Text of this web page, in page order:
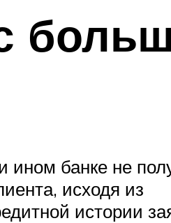
банке не
исходя из
истории